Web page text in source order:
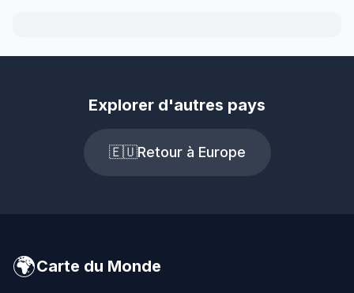
Explorer d'autres pays
🇪🇺Retour à Europe
🌍Carte du Monde